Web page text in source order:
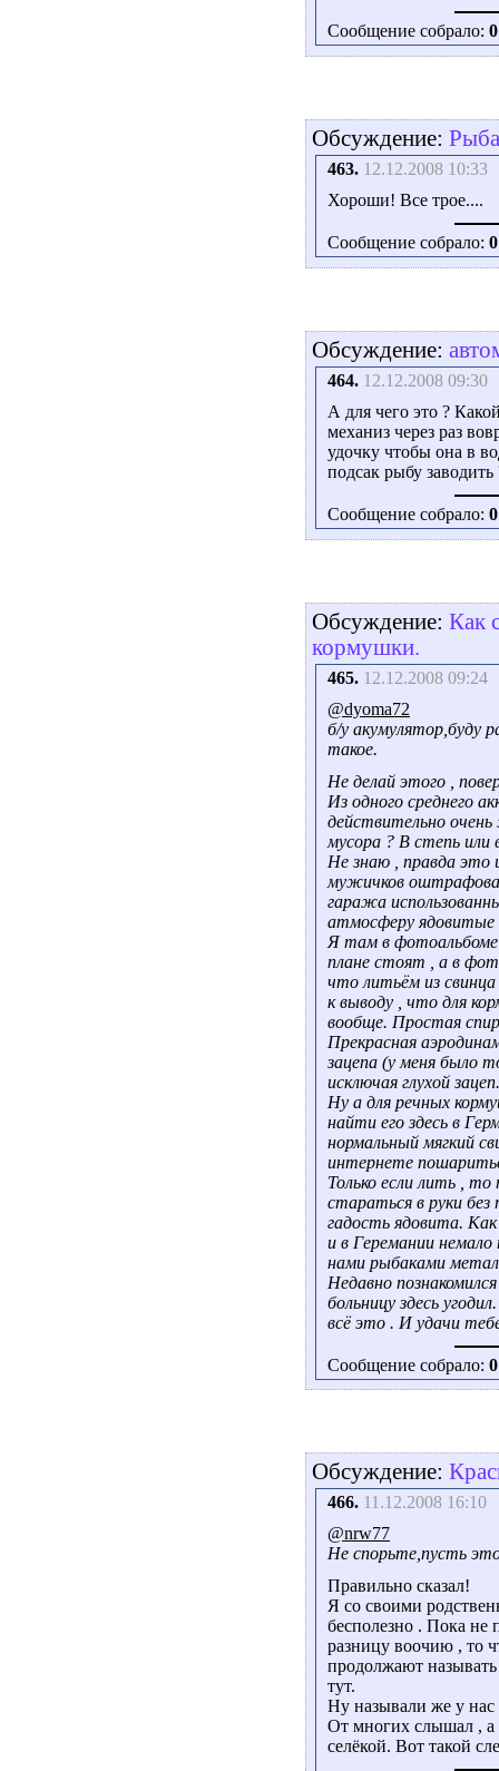
Сообщение собрало: 0
Обсуждение:
463. 12.12.2008 10:33
Хороши! Все трое....
Сообщение собрало: 0
Обсуждение:
464. 12.12.2008 09:30
А для чего это ?
механиз через раз
удочку чтобы она в
подсак рыбу заводить
Сообщение собрало: 0
Обсуждение: Как
кормушки.
465. 12.12.2008 09:24
@dyoma72
б/у акумулятор,буду
такое.
Не делай этого ,
Из одного среднего
действительно очень
мусора ? В степь или
Не знаю , правда это
мужичков
гаража
атмосферу
Я там в фотоальбоме
плане стоят , а в
что литьём из свинца
к выводу , что для
вообще. Простая
Прекрасная
зацепа (у меня было
исключая глухой зацеп.
Ну а для речных
найти его здесь в
нормальный мягкий
интернете
Только если лить ,
стараться в руки
гадость ядовита.
и в Геремании немало
нами рыбаками
Недавно
больницу здесь
всё это . И удачи
Сообщение собрало: 0
Обсуждение:
466. 11.12.2008 16:10
@nrw77
Не спорьте,пусть
Правильно сказал!
Я со своими
бесполезно . Пока
разницу воочию , то
продолжают
тут.
Ну называли же у нас
От многих слышал , а
селёкой. Вот такой